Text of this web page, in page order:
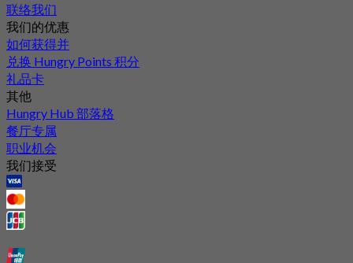
联络我们
我们的优惠
如何获得并
兑换 Hungry Points 积分
礼品卡
其他
Hungry Hub 部落格
餐厅专属
职业机会
我们接受